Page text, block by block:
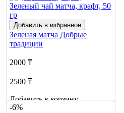
Добавить в избранное
Зеленая матча Добрые
традиции
2000 ₸
2500 ₸
Добавить в корзину
-6%